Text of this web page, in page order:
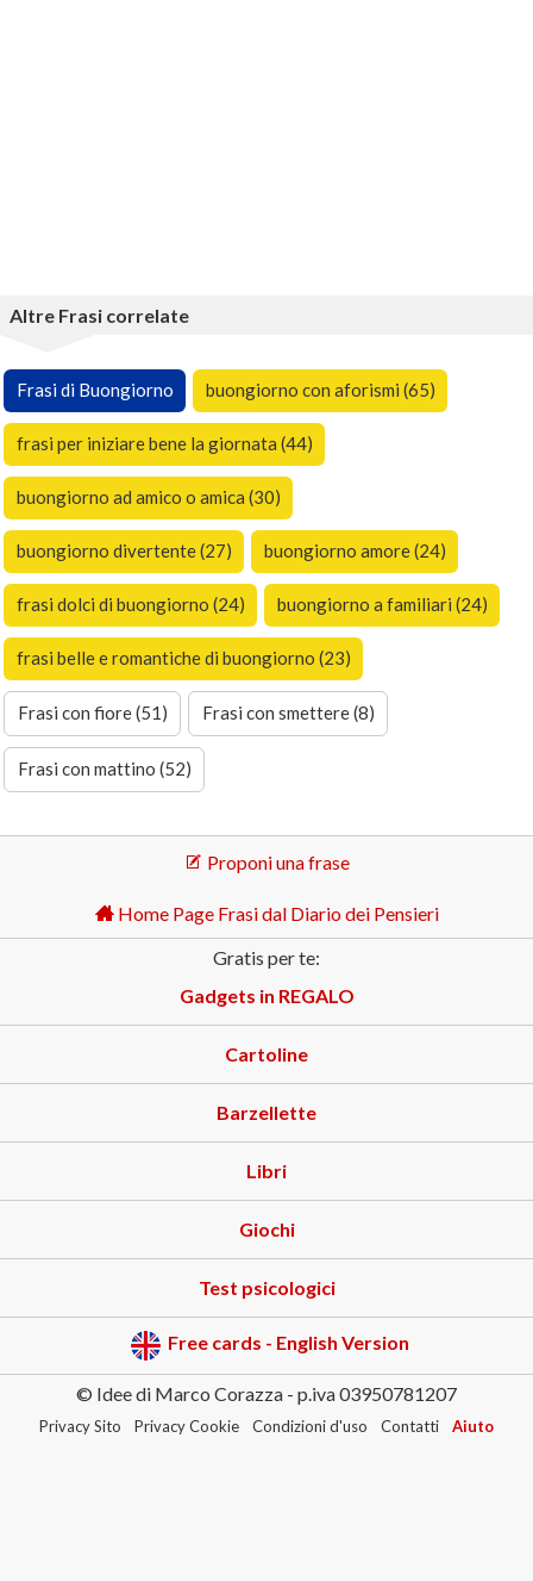
Altre Frasi correlate
Frasi di Buongiorno buongiorno con aforismi (65)
frasi per iniziare bene la giornata (44)
buongiorno ad amico o amica (30)
buongiorno divertente (27) buongiorno amore (24)
frasi dolci di buongiorno (24) buongiorno a familiari (24)
frasi belle e romantiche di buongiorno (23)
Frasi con fiore (51) Frasi con smettere (8)
Frasi con mattino (52)
Proponi una frase
Home Page Frasi dal Diario dei Pensieri
Gratis per te:
Gadgets in REGALO
Cartoline
Barzellette
Libri
Giochi
Test psicologici
Free cards - English Version
© Idee di Marco Corazza - p.iva 03950781207
Privacy Sito Privacy Cookie Condizioni d'uso Contatti Aiuto